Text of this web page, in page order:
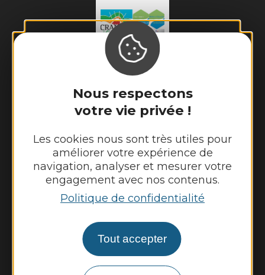
Nous respectons
votre vie privée !
Les cookies nous sont très utiles pour
améliorer votre expérience de
navigation, analyser et mesurer votre
engagement avec nos contenus.
Politique de confidentialité
Tout accepter
28 place de l'Hôtel de Ville
12110 Cransac-les-Thermes
Tél. :05 65 63 03 55
Horaires d'ouverture au public :
Du lundi au jeudi : 8h00 - 12h00 et 13h30 -
17h30
Nous contacter Météo